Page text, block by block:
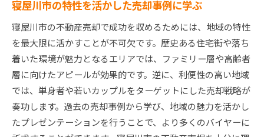
寝屋川市の特性を活かした売却事例に学ぶ
寝屋川市の不動産売却で成功を収めるためには、地域の特性
を最大限に活かすことが不可欠です。歴史ある住宅街や落ち
着いた環境が魅力となるエリアでは、ファミリー層や高齢者
層に向けたアピールが効果的です。逆に、利便性の高い地域
では、単身者や若いカップルをターゲットにした売却戦略が
奏功します。過去の売却事例から学び、地域の魅力を活かし
たプレゼンテーションを行うことで、より多くのバイヤーに